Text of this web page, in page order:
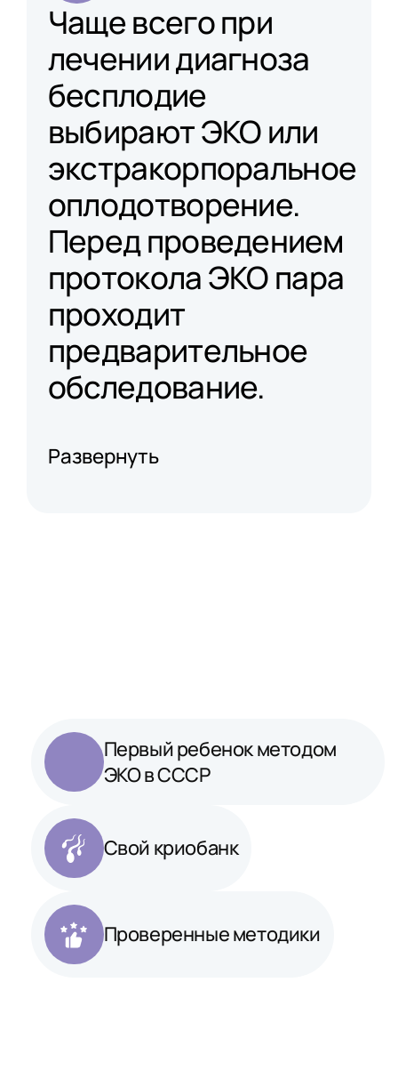
Чаще всего при
лечении диагноза
бесплодие
выбирают ЭКО или
экстракорпоральное
оплодотворение.
Перед проведением
протокола ЭКО пара
проходит
предварительное
обследование.
Развернуть
Первый ребенок методом
ЭКО в СССР
Свой криобанк
Проверенные методики